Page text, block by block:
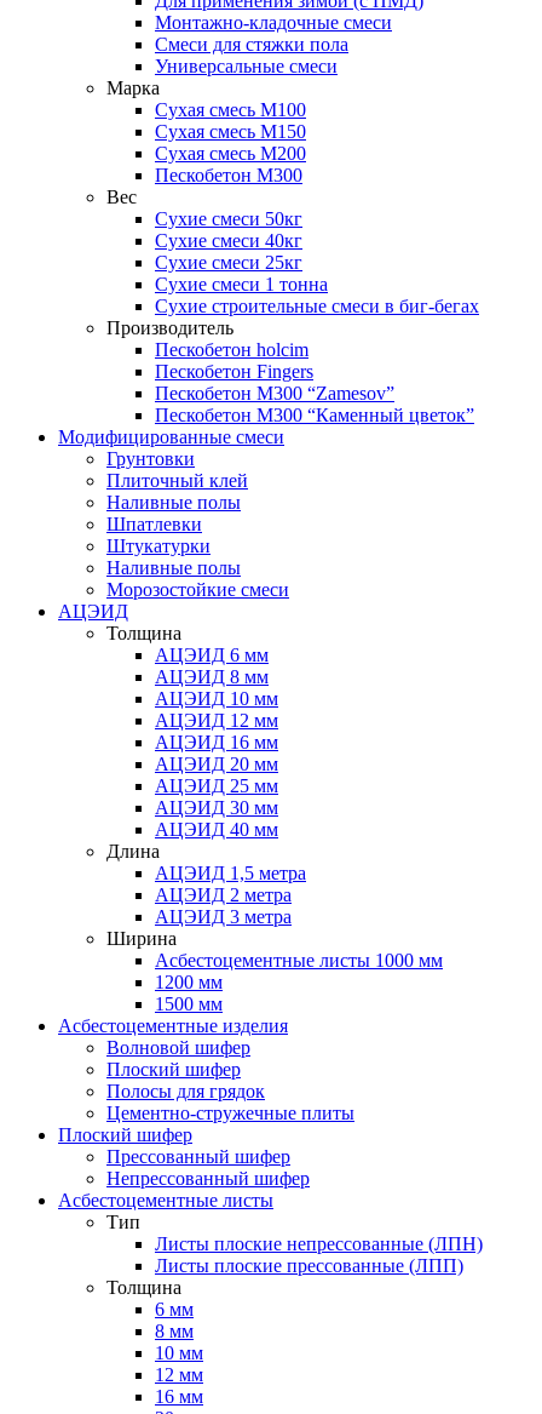
Монтажно-кладочные смеси
Смеси для стяжки пола
Универсальные смеси
Марка
Сухая смесь М100
Сухая смесь М150
Сухая смесь М200
Пескобетон М300
Вес
Сухие смеси 50кг
Сухие смеси 40кг
Сухие смеси 25кг
Сухие смеси 1 тонна
Сухие строительные смеси в биг-бегах
Производитель
Пескобетон holcim
Пескобетон Fingers
Пескобетон М300 “Zamesov”
Пескобетон М300 “Каменный цветок”
Модифицированные смеси
Грунтовки
Плиточный клей
Наливные полы
Шпатлевки
Штукатурки
Наливные полы
Морозостойкие смеси
АЦЭИД
Толщина
АЦЭИД 6 мм
АЦЭИД 8 мм
АЦЭИД 10 мм
АЦЭИД 12 мм
АЦЭИД 16 мм
АЦЭИД 20 мм
АЦЭИД 25 мм
АЦЭИД 30 мм
АЦЭИД 40 мм
Длина
АЦЭИД 1,5 метра
АЦЭИД 2 метра
АЦЭИД 3 метра
Ширина
Асбестоцементные листы 1000 мм
1200 мм
1500 мм
Асбестоцементные изделия
Волновой шифер
Плоский шифер
Полосы для грядок
Цементно-стружечные плиты
Плоский шифер
Прессованный шифер
Непрессованный шифер
Асбестоцементные листы
Тип
Листы плоские непрессованные (ЛПН)
Листы плоские прессованные (ЛПП)
Толщина
6 мм
8 мм
10 мм
12 мм
16 мм